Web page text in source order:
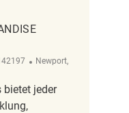
Ort
Newport,
bietet jeder